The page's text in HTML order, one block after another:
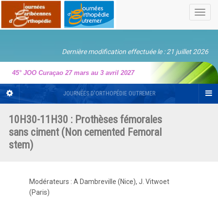
Dernière modification effectuée le : 21 juillet 2026
45° JOO Curaçao 27 mars au 3 avril 2027
JOURNÉES D'ORTHOPÉDIE OUTREMER
10H30-11H30 : Prothèses fémorales
sans ciment (Non cemented Femoral
stem)
Modérateurs : A Dambreville (Nice), J. Vitwoet
(Paris)